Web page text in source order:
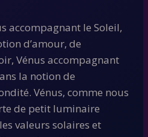
accompagnant le Soleil,
d’amour, de
Vénus accompagnant
la notion de
Vénus, comme nous
de petit luminaire
valeurs solaires et